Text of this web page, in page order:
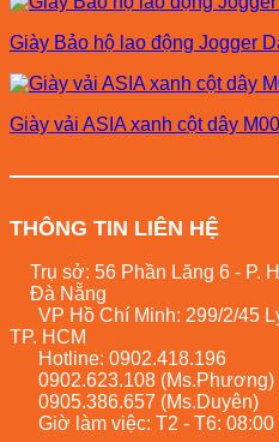
Giày Bảo hộ lao động Jogger
Giày vải ASIA xanh cột dây
THÔNG TIN LIÊN HỆ
Trụ sở: 56 Phần Lăng 6 - P.
Đà Nẵng
VP Hồ Chí Minh: 299/2/45
TP. HCM
Hotline: 0902.418.196
0902.623.108 (Ms.Phương)
0905.386.657 (Ms.Duyên)
Giờ làm việc: T2 - T6: